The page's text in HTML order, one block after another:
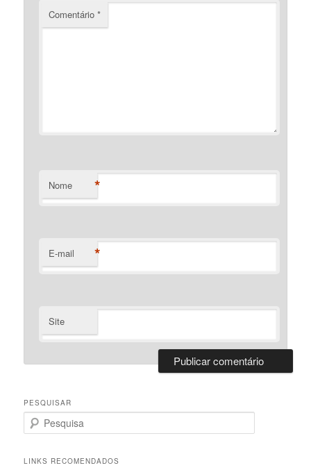
Comentário*
Nome *
E-mail *
Site
PESQUISAR
Pesquisa
LINKS RECOMENDADOS